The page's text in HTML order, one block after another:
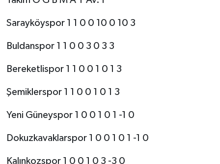
Sarayköyspor 1 1 0 0 10 0 10 3
Buldanspor 1 1 0 0 3 0 3 3
Bereketlispor 1 1 0 0 1 0 1 3
Şemiklerspor 1 1 0 0 1 0 1 3
Yeni Güneyspor 1 0 0 1 0 1 -1 0
Dokuzkavaklarspor 1 0 0 1 0 1 -1 0
Kalınkozspor 1 0 0 1 0 3 -3 0